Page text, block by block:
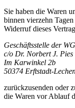
Sie haben die Waren
binnen vierzehn
Widerruf dieses
Geschäftsstelle der
c/o Dr. Norbert J. Pies
Im Karwinkel 2b
50374 Erftstadt-
zurückzusenden oder
die Waren vor Ablauf